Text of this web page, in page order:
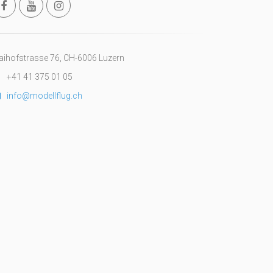
76, CH-6006 Luzern
+41 41 375 01 05
info@modellflug.ch